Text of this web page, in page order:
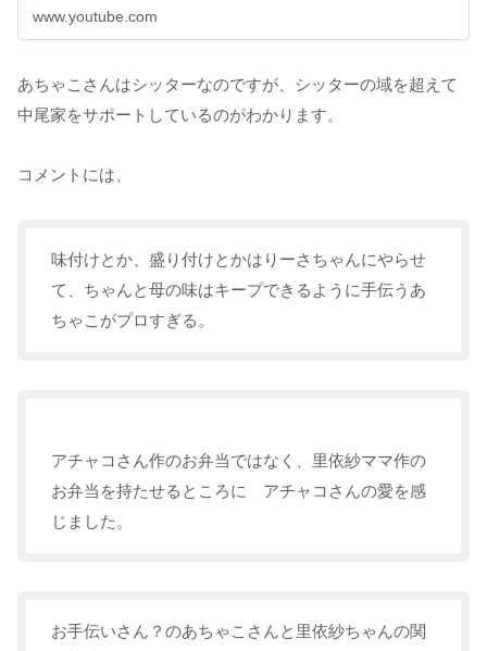
www.youtube.com
あちゃこさんはシッターなのですが、シッターの域を超えて
中尾家をサポートしているのがわかります。
コメントには、
味付けとか、盛り付けとかはりーさちゃんにやらせ
て、ちゃんと母の味はキープできるように手伝うあ
ちゃこがプロすぎる。
アチャコさん作のお弁当ではなく、里依紗ママ作の
お弁当を持たせるところに アチャコさんの愛を感
じました。
お手伝いさん？のあちゃこさんと里依紗ちゃんの関